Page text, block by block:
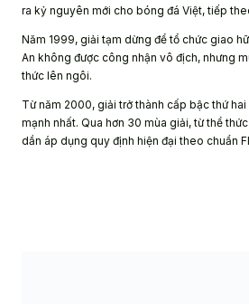
ra kỷ nguyên mới cho bóng đá Việt, tiếp
Năm 1999, giải tạm dừng để tổ chức giao
An không được công nhận vô địch, nhưng
thức lên ngôi.
Từ năm 2000, giải trở thành cấp bậc thứ hai
mạnh nhất. Qua hơn 30 mùa giải, từ thể
dần áp dụng quy định hiện đại theo chuẩn